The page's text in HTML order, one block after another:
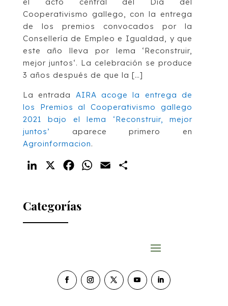
Cooperativismo gallego, con la entrega
de los premios convocados por la
Consellería de Empleo e Igualdad, y que
este año lleva por lema ‘Reconstruir,
mejor juntos‘. La celebración se produce
3 años después de que la […]
La entrada AIRA acoge la entrega de
los Premios al Cooperativismo gallego
2021 bajo el lema ‘Reconstruir, mejor
juntos’ aparece primero en
Agroinformacion.
LinkedIn FacebookWhatsApp
Email
Categorías